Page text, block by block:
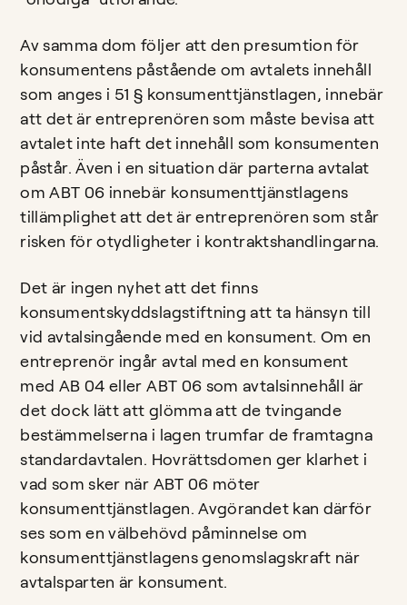
Av samma dom följer att den presumtion för
konsumentens påstående om avtalets innehåll
som anges i 51 § konsumenttjänstlagen, innebär
att det är entreprenören som måste bevisa att
avtalet inte haft det innehåll som konsumenten
påstår. Även i en situation där parterna avtalat
om ABT 06 innebär konsumenttjänstlagens
tillämplighet att det är entreprenören som står
risken för otydligheter i kontraktshandlingarna.
Det är ingen nyhet att det finns
konsumentskyddslagstiftning att ta hänsyn till
vid avtalsingående med en konsument. Om en
entreprenör ingår avtal med en konsument
med AB 04 eller ABT 06 som avtalsinnehåll är
det dock lätt att glömma att de tvingande
bestämmelserna i lagen trumfar de framtagna
standardavtalen. Hovrättsdomen ger klarhet i
vad som sker när ABT 06 möter
konsumenttjänstlagen. Avgörandet kan därför
ses som en välbehövd påminnelse om
konsumenttjänstlagens genomslagskraft när
avtalsparten är konsument.